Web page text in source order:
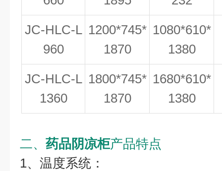
JC-HLC-L
960
1200*745*
1870
1080*610*
1380
JC-HLC-L
1360
1800*745*
1870
1680*610*
1380
二、 药品阴凉柜产品特点
1、温度系统：